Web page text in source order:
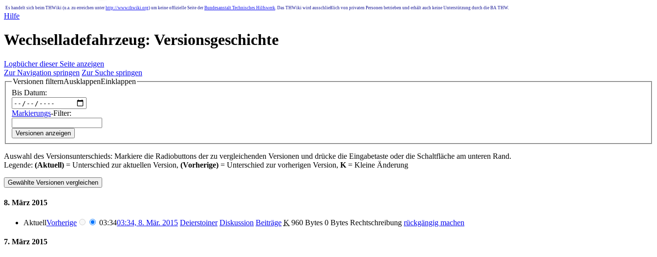
Es handelt sich beim THWiki (u.a. zu erreichen unter http://www.thwiki.org) um keine offizielle Seite der Bundesanstalt Technisches Hilfswerk. Das THWiki wird ausschließlich von privaten Personen betrieben und erhält auch keine Unterstützung durch die BA THW.
Hilfe
Wechselladefahrzeug: Versionsgeschichte
Logbücher dieser Seite anzeigen
Zur Navigation springen Zur Suche springen
Versionen filternAusklappenEinklappen
Bis Datum:
Markierungs-Filter:
Versionen anzeigen
Auswahl des Versionsunterschieds: Markiere die Radiobuttons der zu vergleichenden Versionen und drücke die Eingabetaste oder die Schaltfläche am unteren Rand.
Legende: (Aktuell) = Unterschied zur aktuellen Version, (Vorherige) = Unterschied zur vorherigen Version, K= Kleine Änderung
8. März 2015
AktuellVorherige 03:3403:34, 8. Mär. 2015 Deierstoiner Diskussion Beiträge K 960 Bytes 0 Bytes Rechtschreibung rückgängig machen
7. März 2015